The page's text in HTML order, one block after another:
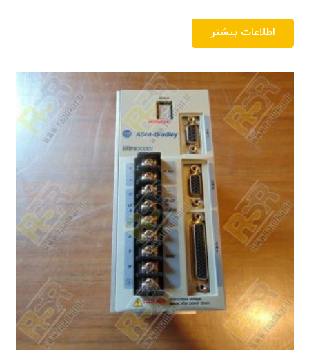
اطلاعات بیشتر